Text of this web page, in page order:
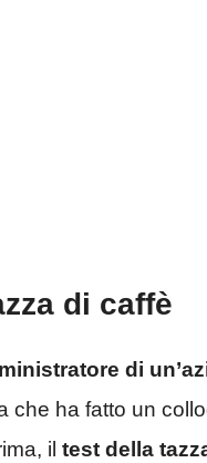
di caffè
di
che ha fatto un
il test della